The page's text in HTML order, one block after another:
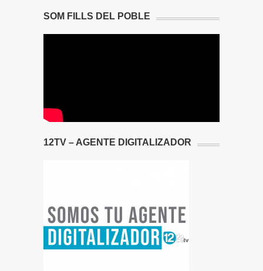
SOM FILLS DEL POBLE
12TV – AGENTE DIGITALIZADOR